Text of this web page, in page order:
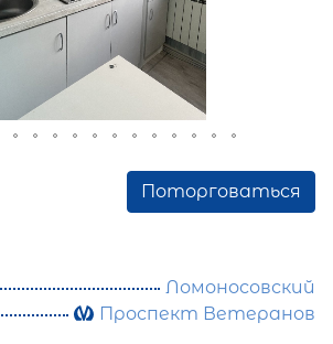
Поторговаться
Ломоносовский
Проспект Ветеранов